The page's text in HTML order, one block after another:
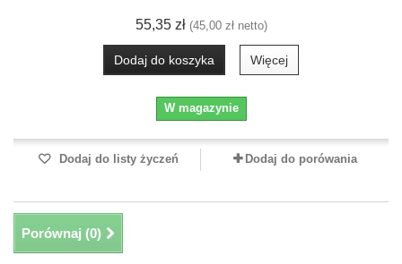
55,35 zł(45,00 zł netto)
Dodaj do koszyka Więcej
W magazynie
Dodaj do listy życzeń Dodaj do porówania
Porównaj (0)